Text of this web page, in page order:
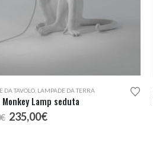
DA TAVOLO LAMPADE DA TERRA
Lamp seduta
€ Il
prezzo
235,00€Il